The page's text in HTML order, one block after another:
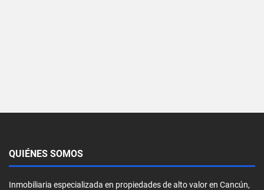
QUIÉNES SOMOS
Inmobiliaria especializada en propiedades de alto valor en Cancún,